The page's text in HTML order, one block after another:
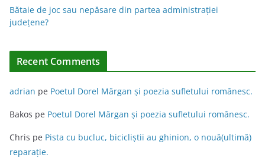
Bătaie de joc sau nepăsare din partea administraţiei
judeţene?
Recent Comments
adrian pe Poetul Dorel Mărgan şi poezia sufletului românesc.
Bakos pe Poetul Dorel Mărgan şi poezia sufletului românesc.
Chris pe Pista cu bucluc, bicicliștii au ghinion, o nouă(ultimă)
reparație.